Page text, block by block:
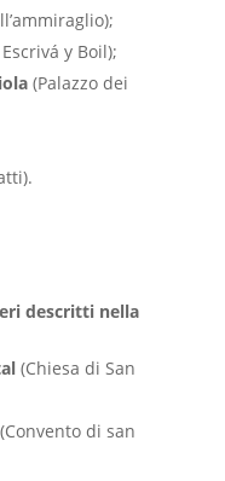
y Boil);
(Palazzo dei
descritti nella
(Chiesa di San
(Convento di san